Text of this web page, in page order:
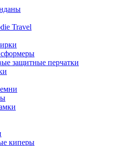
Travel
защитные перчатки
киперы